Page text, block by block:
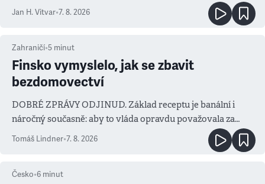
salvy i kritika pokrokářů
Jan H. Vitvar•7. 8. 2026
Zahraničí•5 minut
Finsko vymyslelo, jak se zbavit
bezdomovectví
DOBRÉ ZPRÁVY ODJINUD. Základ receptu je banální i
náročný současně: aby to vláda opravdu považovala za
prioritu
Tomáš Lindner•7. 8. 2026
Česko•6 minut